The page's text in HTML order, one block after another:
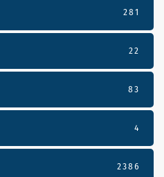
281
22
83
4
2386